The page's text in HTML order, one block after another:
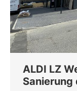
ALDI LZ
Sanierung